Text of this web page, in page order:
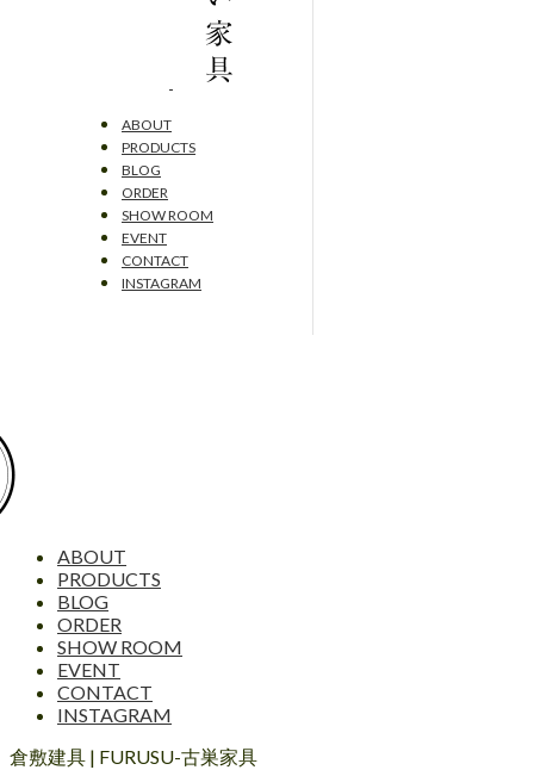
ABOUT
PRODUCTS
BLOG
ORDER
SHOW ROOM
EVENT
CONTACT
INSTAGRAM
ABOUT
PRODUCTS
BLOG
ORDER
SHOW ROOM
EVENT
CONTACT
INSTAGRAM
倉敷建具 | FURUSU-古巣家具